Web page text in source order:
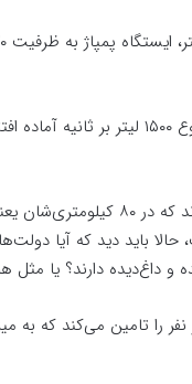
فاز اول تصفیه‌خانه به ظرفیت ۲۵۰ لیتر در
در حالی مردم بم و بروات از نعمت آب
باید دید که آیا
و داغ‌دیده دارند؟ یا